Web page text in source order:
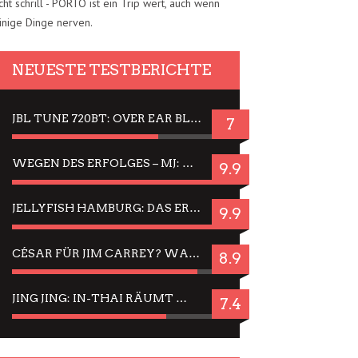
schrill - PORTO ist ein Trip wert, auch wenn
Dinge nerven.
NEUESTE TESTBERICHTE
JBL TUNE 720BT: OVER EAR BLUETOOTH KOPFHÖRER UM DIE 50,-€ IM DAUER-TEST 7
WEGEN DES ERFOLGES – MJ: MICHAEL JACKSON MUSICAL IN EINER MATINEE SEHEN 9.9
JELLYFISH HAMBURG: DAS ERFOLGREICHE SOMMER-MENÜ 2025 IN GEFÜHLEN UND BILDERN 9.9
CÉSAR FÜR JIM CARREY? WARUM DAS EINER DER NERVIGSTEN ACTORS IST UND BLEIBT 8.9
JING JING: IN-THAI RÄUMT WIEDER TITEL AB – EIN ZWEI-STUNDEN-ERLEBNISBERICHT 7.4